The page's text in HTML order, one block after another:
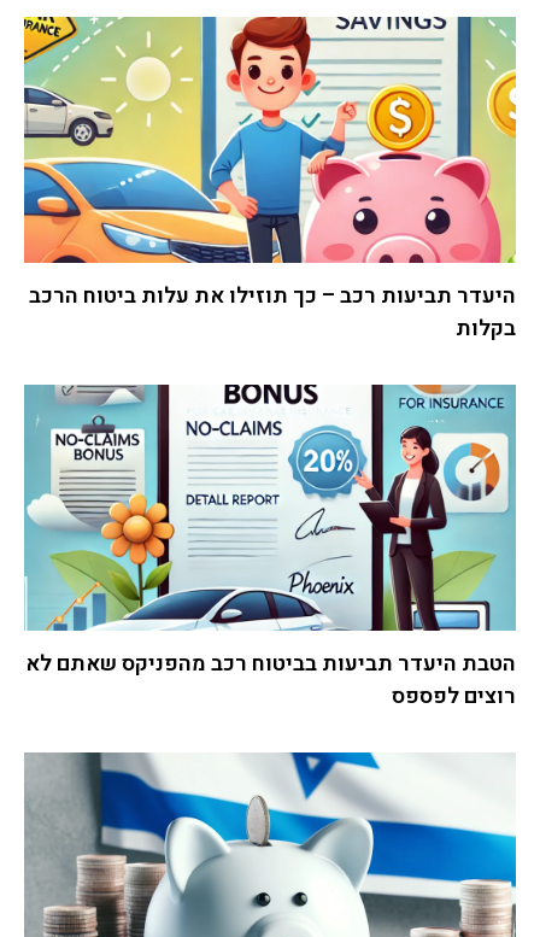
היעדר תביעות רכב – כך תוזילו את עלות ביטוח הרכב
בקלות
הטבת היעדר תביעות בביטוח רכב מהפניקס שאתם לא
רוצים לפספס